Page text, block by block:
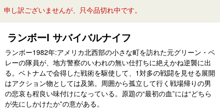
申し訳ございませんが、只今品切れ中です。
ランボーI サバイバルナイフ
ランボー1982年:アメリカ北西部の小さな町を訪れた元グリーン・ベ
レーの隊員が、地方警察のいわれの無い仕打ちに絶えかね逆襲に出
る。ベトナムで会得した戦術を駆使して、1対多の戦闘を見せる展開
はアクション物としては及第。周囲から孤立して行く戦場帰りの男
の悲哀も程良い味付けになっている。原題の“最初の血”には“どちら
が先にしかけたか”の意がある。